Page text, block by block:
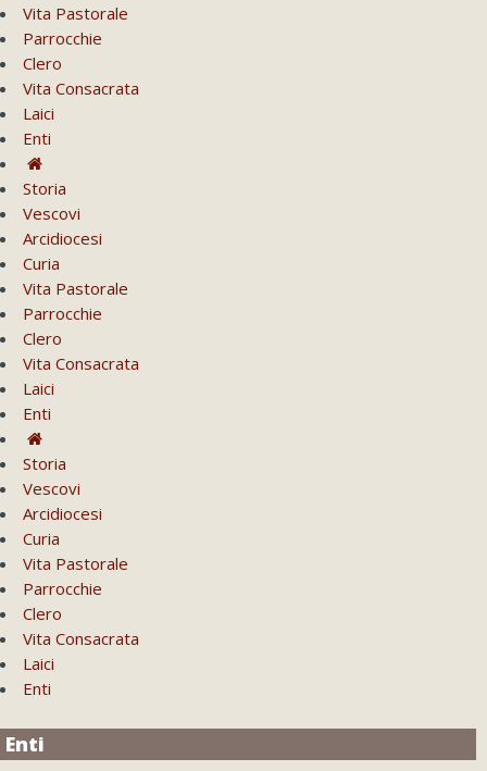
Vita Pastorale
Parrocchie
Clero
Vita Consacrata
Laici
Enti
Storia
Vescovi
Arcidiocesi
Curia
Vita Pastorale
Parrocchie
Clero
Vita Consacrata
Laici
Enti
Storia
Vescovi
Arcidiocesi
Curia
Vita Pastorale
Parrocchie
Clero
Vita Consacrata
Laici
Enti
Enti